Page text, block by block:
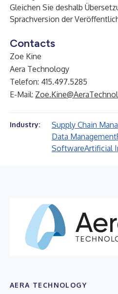
Gleichen Sie deshalb
Sprachversion der
Contacts
Zoe Kine
Aera Technology
Telefon: 415.497.5285
E-Mail:
Industry:
Supply Chain
Data Management
SoftwareArtificial
AERA TECHNOLOGY